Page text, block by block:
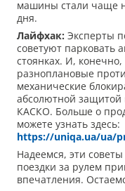
машины стали чаще
дня.
Лайфхак: Эксперты
советуют парковать
стоянках. И, конечно,
разноплановые
механические
абсолютной защитой
КАСКО. Больше о
можете узнать здесь:
https://uniqa.ua/ua/
Надеемся, эти
поездки за рулем
впечатления.